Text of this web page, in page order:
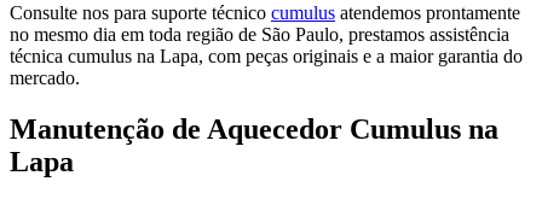
Consulte nos para suporte técnico cumulus atendemos prontamente
no mesmo dia em toda região de São Paulo, prestamos assistência
técnica cumulus na Lapa, com peças originais e a maior garantia do
mercado.
Manutenção de Aquecedor Cumulus na
Lapa